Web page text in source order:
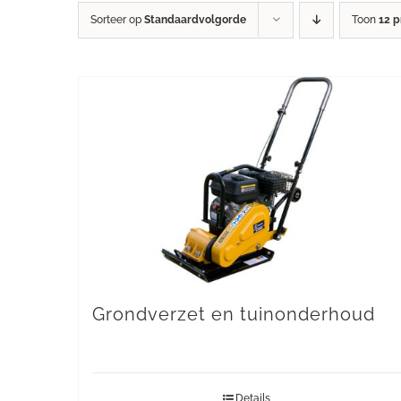
Sorteer op Standaardvolgorde Toon 12
Grondverzet en tuinonderhoud
Details